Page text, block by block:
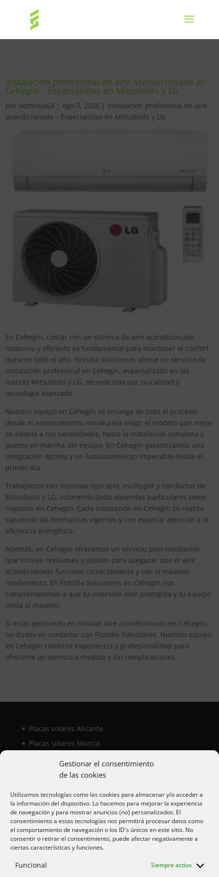
Gestionar el consentimiento
de las cookies
Utilizamos tecnologías como las cookies para almacenar y/o acceder a
la información del dispositivo. Lo hacemos para mejorar la experiencia
de navegación y para mostrar anuncios (no) personalizados. El
consentimiento a estas tecnologías nos permitirá procesar datos como
el comportamiento de navegación o los ID's únicos en este sitio. No
consentir o retirar el consentimiento, puede afectar negativamente a
ciertas características y funciones.
Funcional Siempre activo
Instalación profesional de aire acondicionado en
Cehegín – Especialistas en Mitsubishi y LG
por admraul64 |Ago 5, 2025 | Instalación profesional de aire
acondicionado – Especialistas en Mitsubishi y LG
En Cehegín, contar con un sistema de aire acondicionado
moderno y eficiente es fundamental para mantener el confort
durante todo el año. Floridia Soluciones ofrece un servicio de
instalación profesional en Cehegín, especializado en las
marcas Mitsubishi y LG, reconocidas por su calidad y
tecnología avanzada.
Nuestro equipo en Cehegín se encarga de todo el proceso,
desde el asesoramiento inicial para elegir el modelo que mejor
se adapta a tus necesidades, hasta la instalación completa y
puesta en marcha del equipo. En Cehegín garantizamos una
integración óptima y un funcionamiento impecable desde el
primer día.
Trabajamos con sistemas tipo split, multisplit y conductos de
Mitsubishi y LG, cubriendo tanto viviendas particulares como
negocios en Cehegín. Cada instalación en Cehegín se realiza
siguiendo las normativas vigentes y con especial atención a la
eficiencia energética.
Además, en Cehegín ofrecemos un servicio post-instalación
que incluye revisiones y ajustes para asegurar que el aire
acondicionado funcione correctamente y con el máximo
rendimiento. En Floridia Soluciones en Cehegín nos
comprometemos a que tu inversión esté protegida y tu equipo
rinda al máximo.
Si estás pensando en instalar aire acondicionado en Cehegín,
no dudes en contactar con Floridia Soluciones. Nuestro equipo
en Cehegín combina experiencia y profesionalidad para
ofrecerte un servicio a medida y sin complicaciones.
Placas solares Alicante
Placas solares Murcia
Aire acondicionado Alicante
Aire acondicionador Murcia
Aire acondicionado San Juan